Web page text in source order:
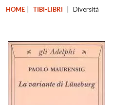
HOME TIBI-LIBRI Diversità